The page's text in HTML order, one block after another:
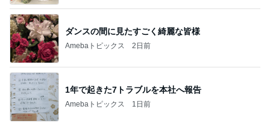
ダンスの間に見たすごく綺麗な皆様
Amebaトピックス 2日前
1年で起きた7トラブルを本社へ報告
Amebaトピックス 1日前